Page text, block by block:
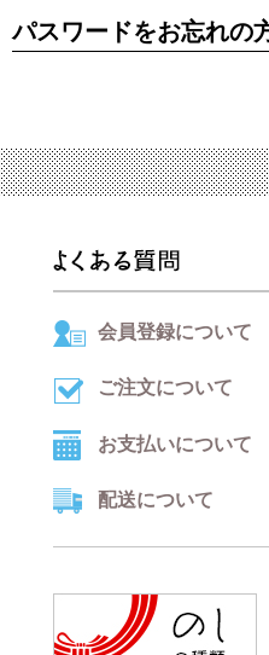
パスワードをお忘れの
会員登録について
ご注文について
お支払いについて
配送について